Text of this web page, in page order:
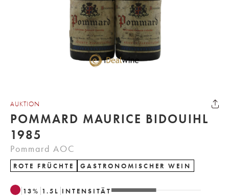
AUKTION
POMMARD MAURICE BIDOUIHL
1985
Pommard AOC
ROTE FRÜCHTE GASTRONOMISCHER WEIN
13% 1.5 L INTENSITÄT